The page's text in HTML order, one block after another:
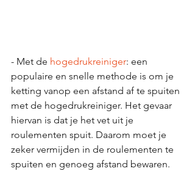
- Met de hogedrukreiniger: een
populaire en snelle methode is om je
ketting vanop een afstand af te spuiten
met de hogedrukreiniger. Het gevaar
hiervan is dat je het vet uit je
roulementen spuit. Daarom moet je
zeker vermijden in de roulementen te
spuiten en genoeg afstand bewaren.